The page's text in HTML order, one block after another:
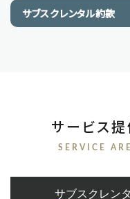
サブスクレンタル約款
サービス
SERVICE